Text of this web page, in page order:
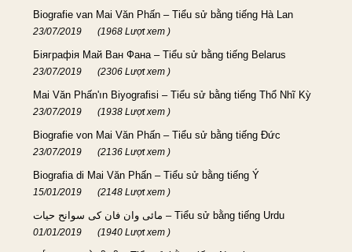
Biografie van Mai Văn Phấn – Tiểu sử bằng tiếng Hà Lan
23/07/2019 (1968 Lượt xem )
Біяграфія Май Ван Фана – Tiểu sử bằng tiếng Belarus
23/07/2019 (2306 Lượt xem )
Mai Văn Phấn'ın Biyografisi – Tiểu sử bằng tiếng Thổ Nhĩ Kỳ
23/07/2019 (1938 Lượt xem )
Biografie von Mai Văn Phấn – Tiểu sử bằng tiếng Đức
23/07/2019 (2136 Lượt xem )
Biografia di Mai Văn Phấn – Tiểu sử bằng tiếng Ý
15/01/2019 (2148 Lượt xem )
مائی وان فان کی سوانح حیات – Tiểu sử bằng tiếng Urdu
01/01/2019 (1940 Lượt xem )